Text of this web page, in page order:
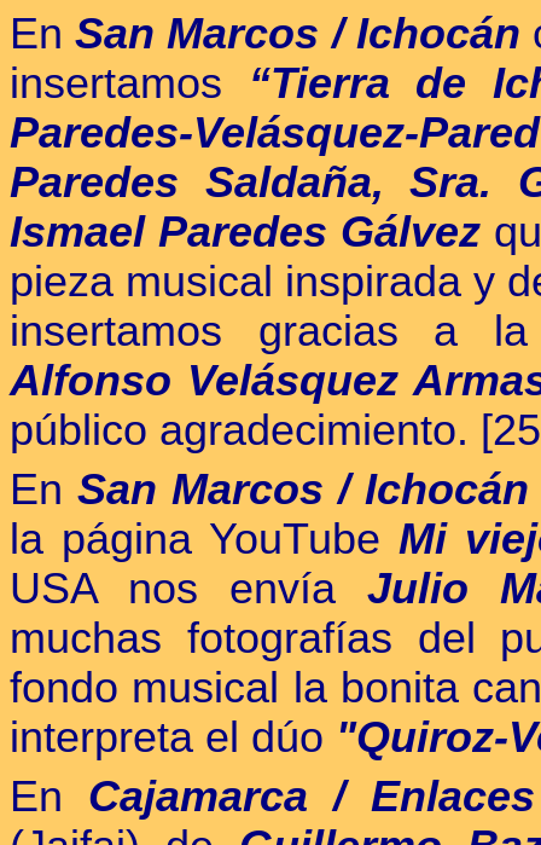
En San Marcos / Ichocán
insertamos “Tierra de
Paredes-Velásquez-
Paredes Saldaña, Sra.
Ismael Paredes Gálvez
pieza musical inspirada y
insertamos gracias a
Alfonso Velásquez
público agradecimiento.
En San Marcos /
la página YouTube Mi
USA nos envía Julio
muchas fotografías del
fondo musical la bonita
interpreta el dúo "Quiroz-
En Cajamarca /